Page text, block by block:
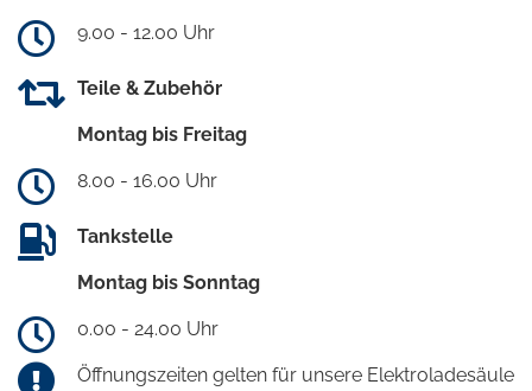
9.00 - 12.00 Uhr
Teile & Zubehör
Montag bis Freitag
8.00 - 16.00 Uhr
Tankstelle
Montag bis Sonntag
0.00 - 24.00 Uhr
Öffnungszeiten gelten für unsere Elektroladesäule